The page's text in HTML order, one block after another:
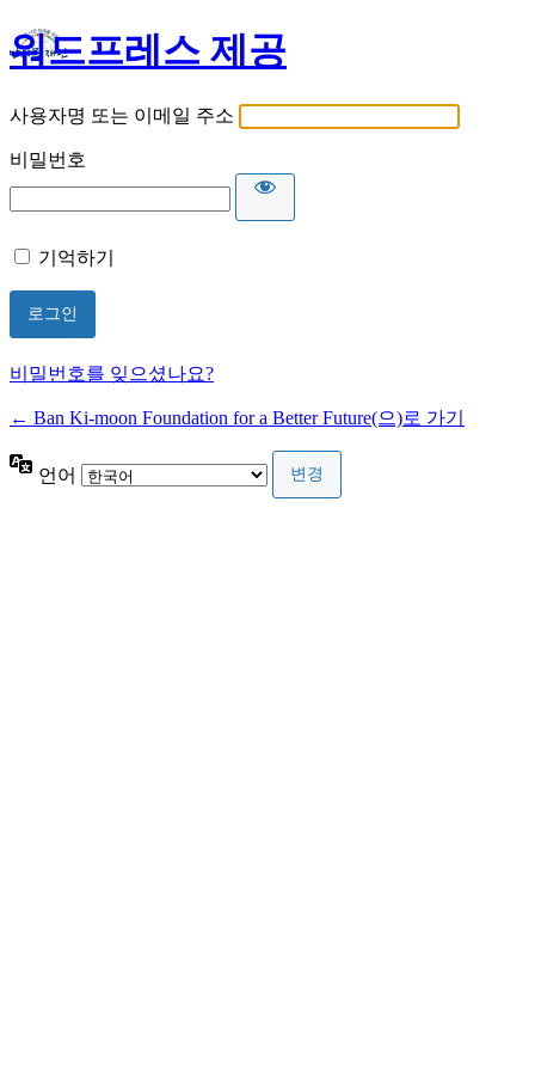
워드프레스 제공
사용자명 또는 이메일 주소
비밀번호
기억하기
비밀번호를 잊으셨나요?
← Ban Ki-moon Foundation for a Better Future(으)로 가기
언어